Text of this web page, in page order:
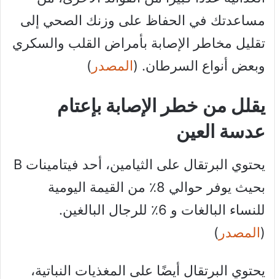
مساعدتك في الحفاظ على وزنك الصحي إلى
تقليل مخاطر الإصابة بأمراض القلب والسكري
وبعض أنواع السرطان. (المصدر )
يقلل من خطر الإصابة بإعتام
عدسة العين
يحتوي البرتقال على الثيامين، أحد فيتامينات B
بحيث يوفر حوالي 8٪ من القيمة اليومية
للنساء البالغات و 6٪ للرجال البالغين.
(المصدر )
يحتوي البرتقال أيضًا على المغذيات النباتية،